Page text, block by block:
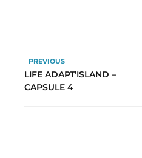
PREVIOUS
LIFE ADAPT’ISLAND –
CAPSULE 4